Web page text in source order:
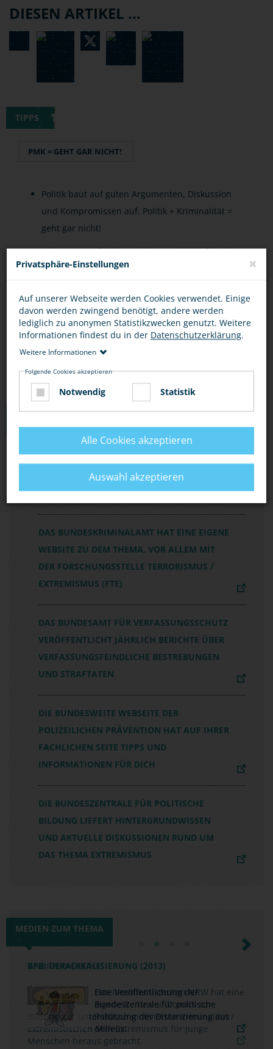
DIESEN ARTIKEL ...
TIPPS
PMK = GEHT GAR NICHT!
Politik baut auf guten Argumenten, Diskussion
und Kompromissen auf. Politik + Kriminalität =
geht gar nicht!
Falls Du unzufrieden mit der Gesellschaft und
der Politik bist - bring Dich ein! Aber nicht mit
Politisch motivierte Kriminalität trifft häufig
Schwache und ist damit das Gegenteil von
DAS BUNDESINNENMINISTERIUM IST FÜR DIE
BEKÄMPFUNG DER POLITISCH MOTIVIERTEN
KRIMINALITÄT ZUSTÄNDIG
DAS BUNDESKRIMINALAMT HAT EINE EIGENE
WEBSITE ZU DEM THEMA, VOR ALLEM MIT
DER FORSCHUNGSSTELLE TERRORISMUS /
EXTREMISMUS (FTE)
DAS BUNDESAMT FÜR VERFASSUNGSSCHUTZ
VERÖFFENTLICHT JÄHRLICH BERICHTE ÜBER
VERFASSUNGSFEINDLICHE BESTREBUNGEN
UND STRAFTATEN
DIE BUNDESWEITE WEBSEITE DER
POLIZEILICHEN PRÄVENTION HAT AUF IHRER
FACHLICHEN SEITE TIPPS UND
INFORMATIONEN FÜR DICH
DIE BUNDESZENTRALE FÜR POLITISCHE
BILDUNG LIEFERT HINTERGRUNDWISSEN
UND AKTUELLE DISKUSSIONEN RUND UM
DAS THEMA EXTREMISMUS
MEDIEN ZUM THEMA
BPB: DERADIKALISIERUNG (2013)
Eine Veröffentlichung der
Bundeszentrale für politische
Bildung zur Unterstützung der Distanzierung aus
extremistischen Milieus.
Previous Next
Privatsphäre-Einstellungen ×
Auf unserer Webseite werden Cookies verwendet. Einige
davon werden zwingend benötigt, andere werden
lediglich zu anonymen Statistikzwecken genutzt. Weitere
Informationen findest du in der Datenschutzerklärung.
Weitere Informationen
Folgende Cookies akzeptieren
Notwendig Statistik
Alle Cookies akzeptieren
Auswahl akzeptieren